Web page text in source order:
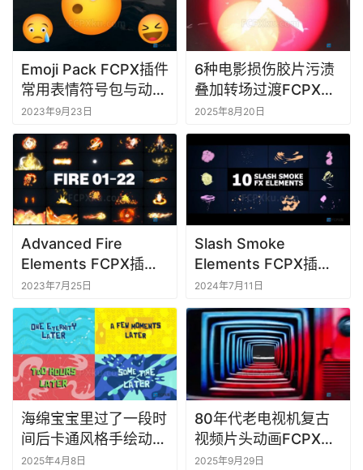
具
F
C
P
X
软
件
M
c
件
Emoji Pack FCPX插件
常用表情符号包与动画
效果
2023年9月23日
6种电影损伤胶片污渍
叠加转场过渡FCPX插
件Film Damage
Transitions
2025年8月20日
Advanced Fire
Elements FCPX插件
95组卡通火焰烟雾特
效动画元素
2023年7月25日
Slash Smoke
Elements FCPX插件
10种卡通烟雾特效元
素动画
2024年7月11日
海绵宝宝里过了一段时
间后卡通风格手绘动画
场景FCPX插件Some
2025年4月8日
80年代老电视机复古
视频片头动画FCPX插
件VHS Logo
2025年9月29日